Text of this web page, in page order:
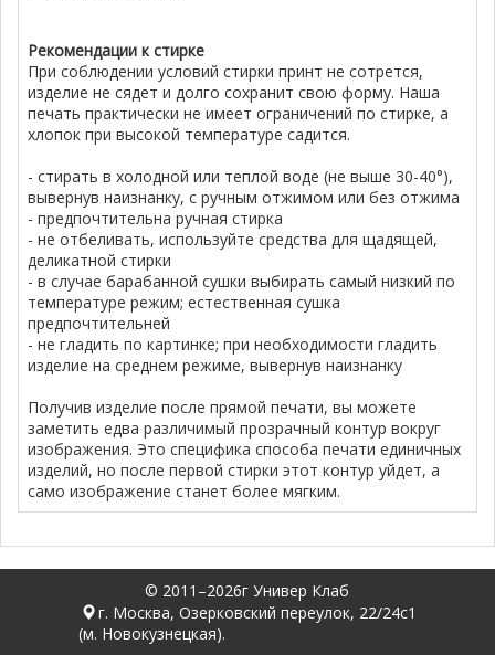
Рекомендации к стирке
При соблюдении условий стирки принт не сотрется,
изделие не сядет и долго сохранит свою форму. Наша
печать практически не имеет ограничений по стирке, а
хлопок при высокой температуре садится.
- стирать в холодной или теплой воде (не выше 30-40°),
вывернув наизнанку, с ручным отжимом или без отжима
- предпочтительна ручная стирка
- не отбеливать, используйте средства для щадящей,
деликатной стирки
- в случае барабанной сушки выбирать самый низкий по
температуре режим; естественная сушка
предпочтительней
- не гладить по картинке; при необходимости гладить
изделие на среднем режиме, вывернув наизнанку
Получив изделие после прямой печати, вы можете
заметить едва различимый прозрачный контур вокруг
изображения. Это специфика способа печати единичных
изделий, но после первой стирки этот контур уйдет, а
само изображение станет более мягким.
© 2011–2026г Универ Клаб
г. Москва, Озерковский переулок, 22/24с1
(м. Новокузнецкая).